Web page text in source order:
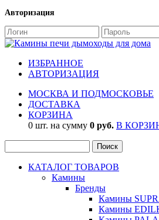
Авторизация
ИЗБРАННОЕ
АВТОРИЗАЦИЯ
МОСКВА И ПОДМОСКОВЬЕ
ДОСТАВКА
КОРЗИНА
0 шт. на сумму 0 руб. В
КАТАЛОГ ТОВАРОВ
Камины
Бренды
Камины
Камины